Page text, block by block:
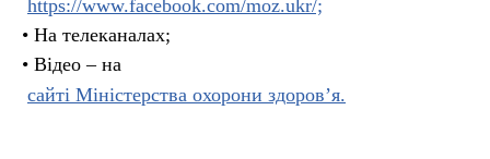
https://www.facebook.com/moz.ukr/;
• На телеканалах;
• Відео – на
сайті Міністерства охорони здоров’я.